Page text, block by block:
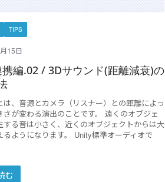
TIPS
15日
編.02 / 3Dサウンド(距離減衰)の
は、音源とカメラ（リスナー）との距離によっ
さが変わる演出のことです。 遠くのオブジェ
する音は小さく、近くのオブジェクトからは大
るようになります。 Unity標準オーディオで
む